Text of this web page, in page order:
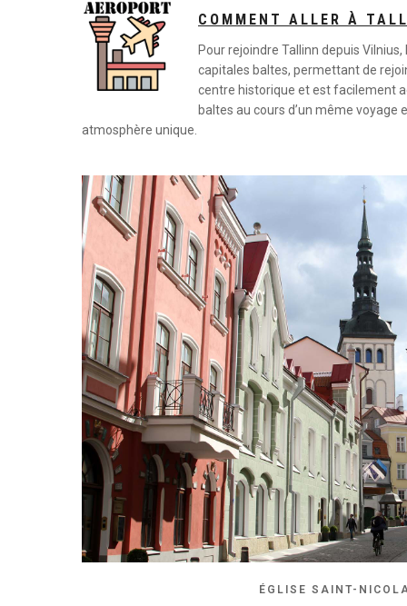
COMMENT ALLER À
Pour rejoindre Tallinn depuis
capitales baltes, permettant de
centre historique et est facilement
baltes au cours d’un même
atmosphère unique.
ÉGLISE SAINT-